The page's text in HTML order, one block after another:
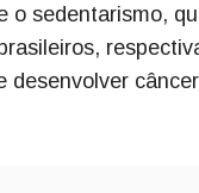
o sedentarismo,